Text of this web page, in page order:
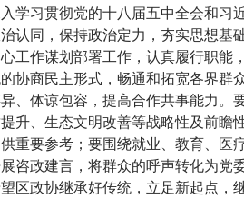
学习贯彻党的十八届五中全会和习
认同，保持政治定力，夯实思想基
工作谋划部署工作，认真履行职能
协商民主形式，畅通和拓宽各界群
、体谅包容，提高合作共事能力。
升、生态文明改善等战略性及前瞻
重要参考；要围绕就业、教育、医
咨政建言，将群众的呼声转化为党
区政协继承好传统，立足新起点，